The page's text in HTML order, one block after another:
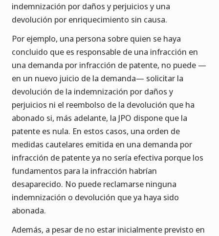
indemnización por daños y perjuicios y una
devolución por enriquecimiento sin causa.
Por ejemplo, una persona sobre quien se haya
concluido que es responsable de una infracción en
una demanda por infracción de patente, no puede —
en un nuevo juicio de la demanda— solicitar la
devolución de la indemnización por daños y
perjuicios ni el reembolso de la devolución que ha
abonado si, más adelante, la JPO dispone que la
patente es nula. En estos casos, una orden de
medidas cautelares emitida en una demanda por
infracción de patente ya no sería efectiva porque los
fundamentos para la infracción habrían
desaparecido. No puede reclamarse ninguna
indemnización o devolución que ya haya sido
abonada.
Además, a pesar de no estar inicialmente previsto en